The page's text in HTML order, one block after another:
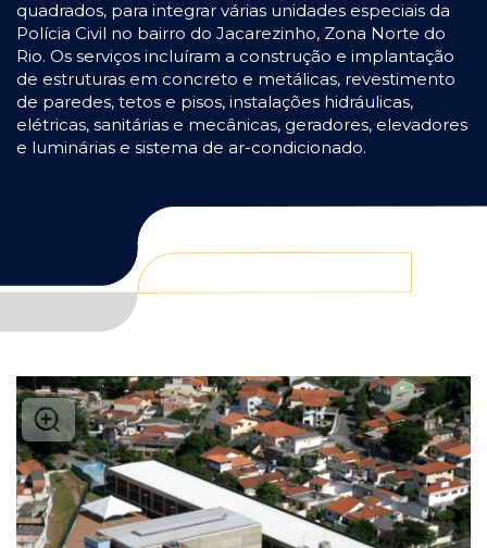
quadrados, para integrar várias unidades especiais da
Polícia Civil no bairro do Jacarezinho, Zona Norte do
Rio. Os serviços incluíram a construção e implantação
de estruturas em concreto e metálicas, revestimento
de paredes, tetos e pisos, instalações hidráulicas,
elétricas, sanitárias e mecânicas, geradores, elevadores
e luminárias e sistema de ar-condicionado.